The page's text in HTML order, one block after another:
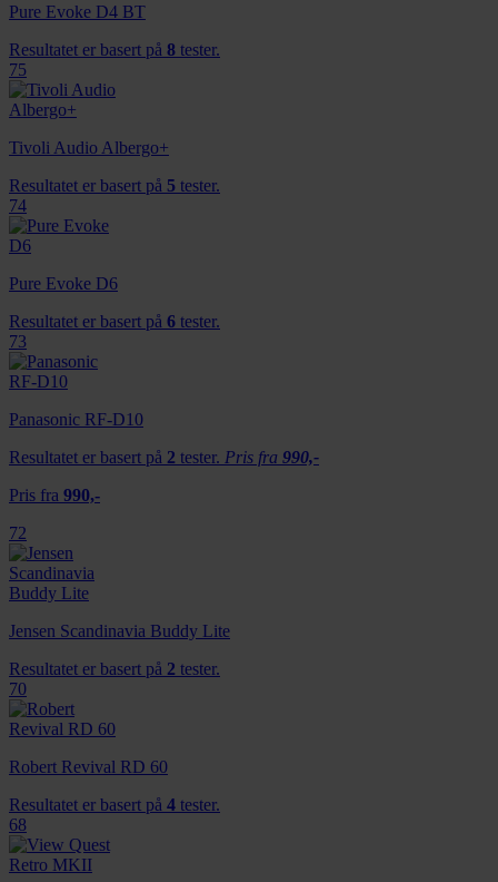
Pure Evoke D4 BT
Resultatet er basert på 8 tester.
75
Tivoli Audio Albergo+
Resultatet er basert på 5 tester.
74
Pure Evoke D6
Resultatet er basert på 6 tester.
73
Panasonic RF-D10
Resultatet er basert på 2 tester. Pris fra 990,-
Pris fra 990,-
72
Jensen Scandinavia Buddy Lite
Resultatet er basert på 2 tester.
70
Robert Revival RD 60
Resultatet er basert på 4 tester.
68